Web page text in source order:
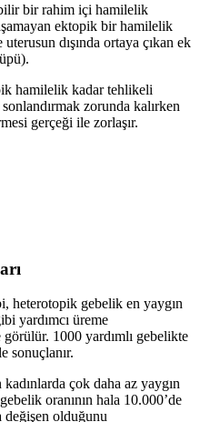
bir rahim içi hamilelik
ektopik bir hamilelik
dışında ortaya çıkan ek
hamilelik kadar tehlikeli
zorunda kalırken
gerçeği ile zorlaşır.
heterotopik gebelik en yaygın
yardımcı üreme
1000 yardımlı gebelikte
sonuçlanır.
çok daha az yaygın
oranının hala 10.000’de
değişen olduğunu